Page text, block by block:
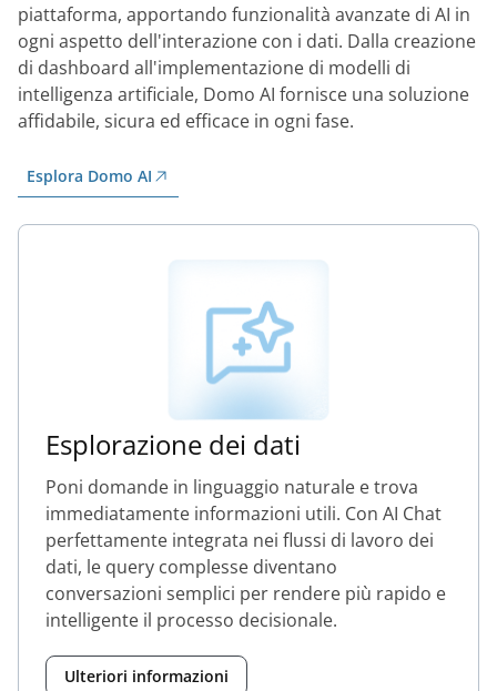
piattaforma, apportando funzionalità avanzate di AI in
ogni aspetto dell'interazione con i dati. Dalla creazione
di dashboard all'implementazione di modelli di
intelligenza artificiale, Domo AI fornisce una soluzione
affidabile, sicura ed efficace in ogni fase.
Esplora Domo AI
Esplorazione dei dati
Poni domande in linguaggio naturale e trova
immediatamente informazioni utili. Con AI Chat
perfettamente integrata nei flussi di lavoro dei
dati, le query complesse diventano
conversazioni semplici per rendere più rapido e
intelligente il processo decisionale.
Ulteriori informazioni